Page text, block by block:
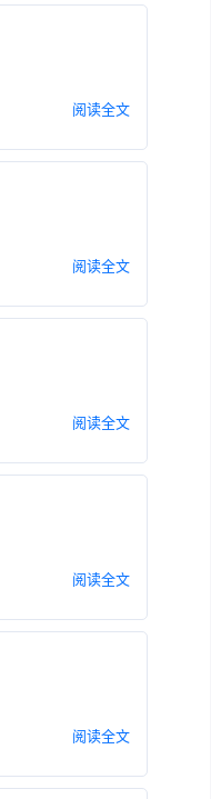
阅读全文
阅读全文
阅读全文
阅读全文
阅读全文